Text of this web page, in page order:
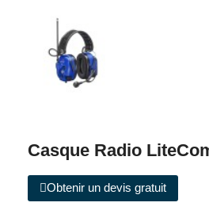
Casque Radio
Obtenir un devis gratuit